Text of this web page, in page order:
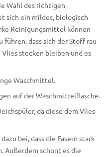
Wahl des richtigen
sich ein mildes, biologisch
Reinigungsmittel können
führen, dass sich der Stoff rau
stecken bleiben und es
Waschmittel.
auf der Waschmittelflasche.
da diese dem Vlies
bei, dass die Fasern stark
Außerdem schont es die